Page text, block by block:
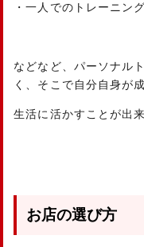
・一人でのトレーニン
などなど、パーソナル
く、そこで自分自身が
生活に活かすことが出
お店の選び方